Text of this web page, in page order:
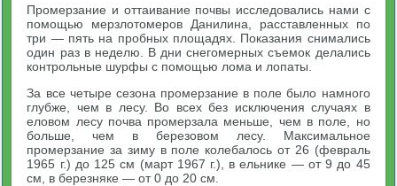
Промерзание и оттаивание почвы исследовались нами с
помощью мерзлотомеров Данилина, расставленных по
три — пять на пробных площадях. Показания снимались
один раз в неделю. В дни снегомерных съемок делались
контрольные шурфы с помощью лома и лопаты.
За все четыре сезона промерзание в поле было намного
глубже, чем в лесу. Во всех без исключения случаях в
еловом лесу почва промерзала меньше, чем в поле, но
больше, чем в березовом лесу. Максимальное
промерзание за зиму в поле колебалось от 26 (февраль
1965 г.) до 125 см (март 1967 г.), в ельнике — от 9 до 45
см, в березняке — от 0 до 20 см.